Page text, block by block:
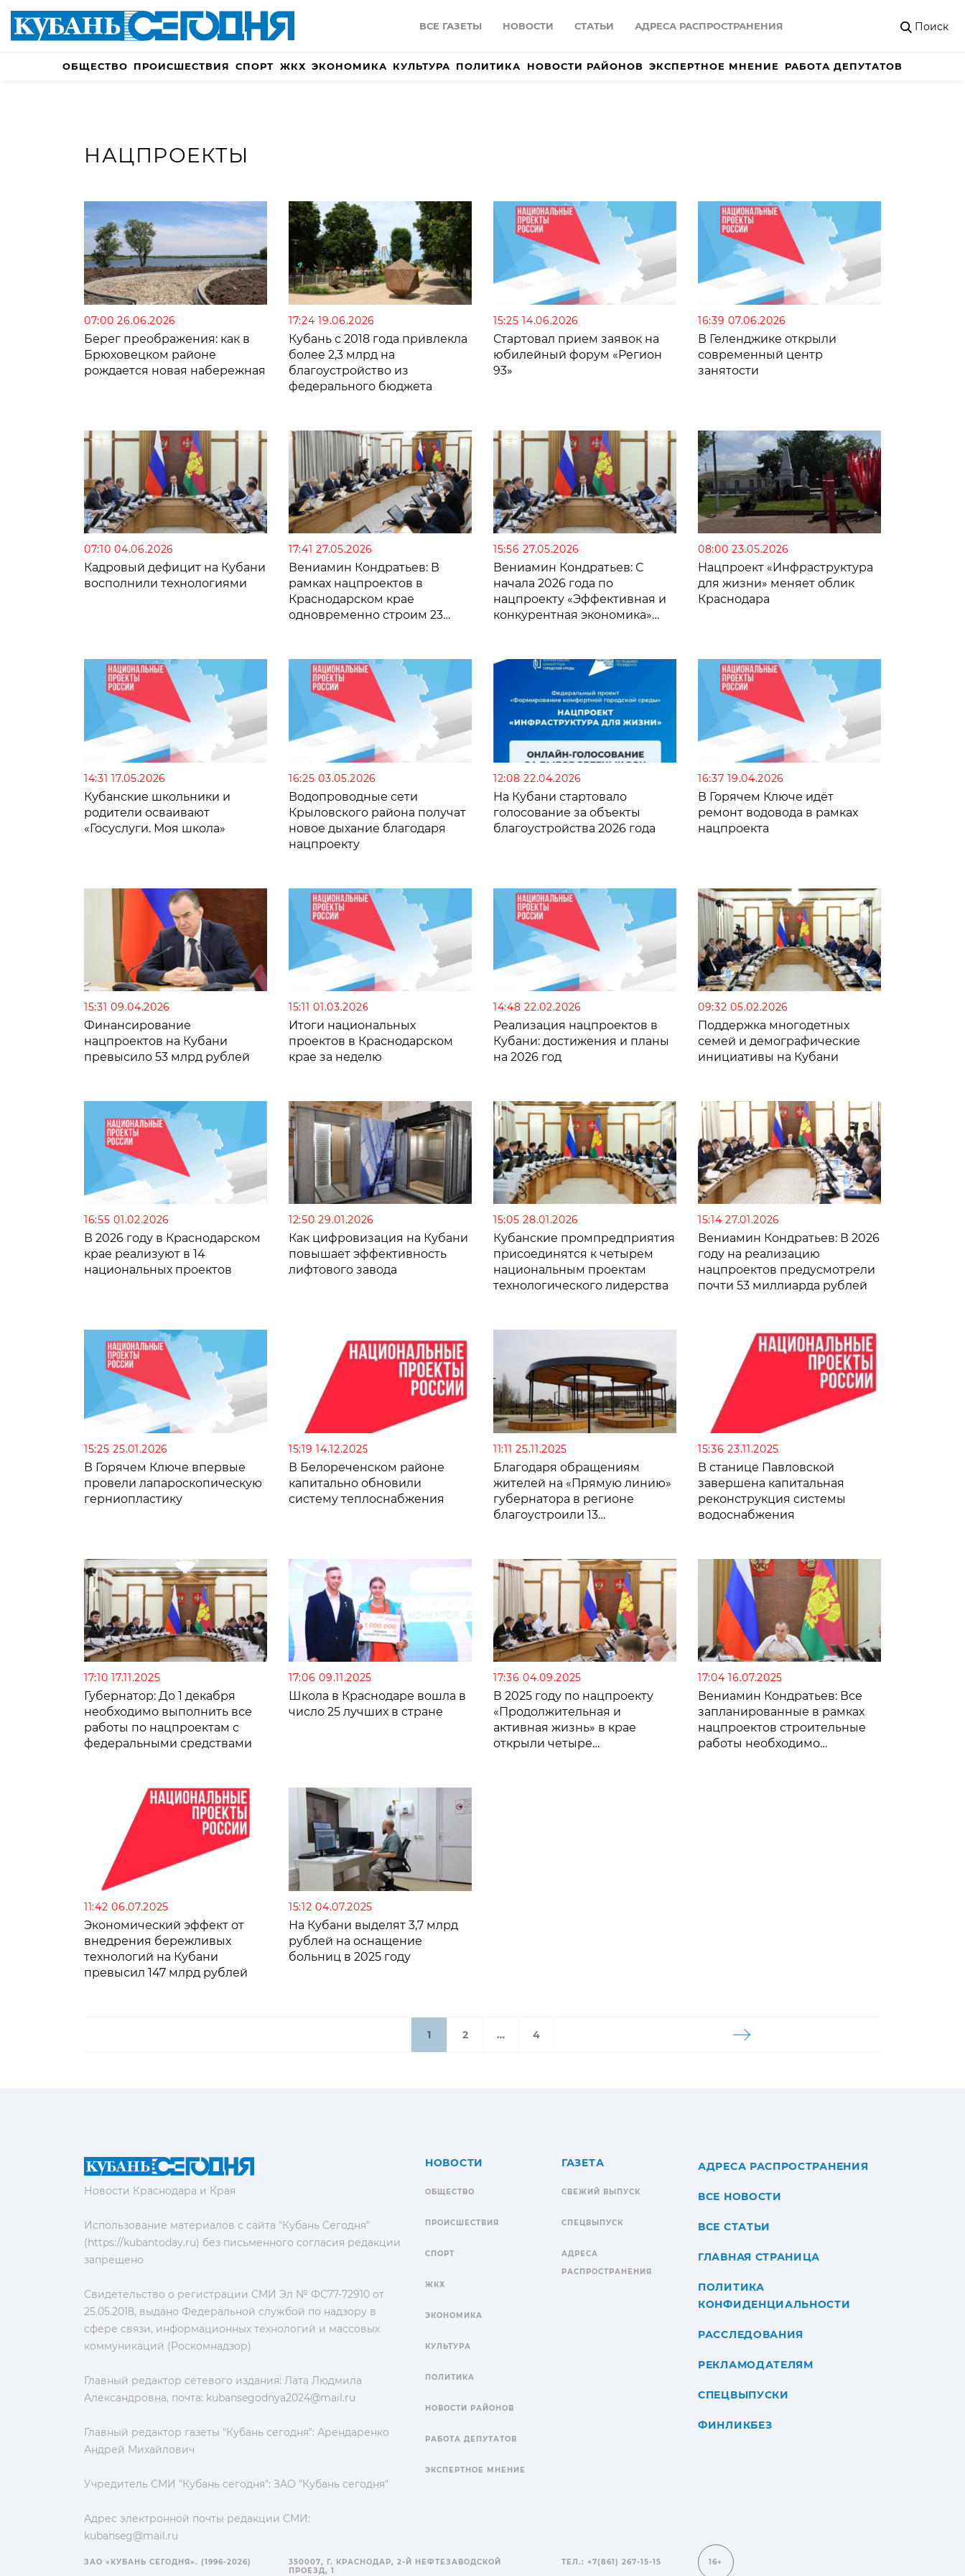
ВСЕ ГАЗЕТЫ НОВОСТИ СТАТЬИ АДРЕСА РАСПРОСТРАНЕНИЯ Поиск
ОБЩЕСТВО ПРОИСШЕСТВИЯ СПОРТ ЖКХ ЭКОНОМИКА КУЛЬТУРА ПОЛИТИКА НОВОСТИ РАЙОНОВ ЭКСПЕРТНОЕ МНЕНИЕ РАБОТА ДЕПУТАТОВ
НАЦПРОЕКТЫ
07:00 26.06.2026
Берег преображения: как в
Брюховецком районе
рождается новая набережная
17:24 19.06.2026
Кубань с 2018 года привлекла
более 2,3 млрд на
благоустройство из
федерального бюджета
15:25 14.06.2026
Стартовал прием заявок на
юбилейный форум «Регион
93»
16:39 07.06.2026
В Геленджике открыли
современный центр
занятости
07:10 04.06.2026
Кадровый дефицит на Кубани
восполнили технологиями
17:41 27.05.2026
Вениамин Кондратьев: В
рамках нацпроектов в
Краснодарском крае
одновременно строим 23
15:56 27.05.2026
Вениамин Кондратьев: С
начала 2026 года по
нацпроекту «Эффективная и
конкурентная экономика»
08:00 23.05.2026
Нацпроект «Инфраструктура
для жизни» меняет облик
Краснодара
14:31 17.05.2026
Кубанские школьники и
родители осваивают
«Госуслуги. Моя школа»
16:25 03.05.2026
Водопроводные сети
Крыловского района получат
новое дыхание благодаря
нацпроекту
12:08 22.04.2026
На Кубани стартовало
голосование за объекты
благоустройства 2026 года
16:37 19.04.2026
В Горячем Ключе идёт
ремонт водовода в рамках
нацпроекта
15:31 09.04.2026
Финансирование
нацпроектов на Кубани
превысило 53 млрд рублей
15:11 01.03.2026
Итоги национальных
проектов в Краснодарском
крае за неделю
14:48 22.02.2026
Реализация нацпроектов в
Кубани: достижения и планы
на 2026 год
09:32 05.02.2026
Поддержка многодетных
семей и демографические
инициативы на Кубани
16:55 01.02.2026
В 2026 году в Краснодарском
крае реализуют в 14
национальных проектов
12:50 29.01.2026
Как цифровизация на Кубани
повышает эффективность
лифтового завода
15:05 28.01.2026
Кубанские промпредприятия
присоединятся к четырем
национальным проектам
технологического лидерства
15:14 27.01.2026
Вениамин Кондратьев: В 2026
году на реализацию
нацпроектов предусмотрели
почти 53 миллиарда рублей
15:25 25.01.2026
В Горячем Ключе впервые
провели лапароскопическую
герниопластику
15:19 14.12.2025
В Белореченском районе
капитально обновили
систему теплоснабжения
11:11 25.11.2025
Благодаря обращениям
жителей на «Прямую линию»
губернатора в регионе
благоустроили 13
15:36 23.11.2025
В станице Павловской
завершена капитальная
реконструкция системы
водоснабжения
17:10 17.11.2025
Губернатор: До 1 декабря
необходимо выполнить все
работы по нацпроектам с
федеральными средствами
17:06 09.11.2025
Школа в Краснодаре вошла в
число 25 лучших в стране
17:36 04.09.2025
В 2025 году по нацпроекту
«Продолжительная и
активная жизнь» в крае
открыли четыре
17:04 16.07.2025
Вениамин Кондратьев: Все
запланированные в рамках
нацпроектов строительные
работы необходимо
11:42 06.07.2025
Экономический эффект от
внедрения бережливых
технологий на Кубани
превысил 147 млрд рублей
15:12 04.07.2025
На Кубани выделят 3,7 млрд
рублей на оснащение
больниц в 2025 году
1 2 … 4
Новости Краснодара и Края
Использование материалов с сайта "Кубань Сегодня"
(https://kubantoday.ru) без письменного согласия редакции
запрещено
Свидетельство о регистрации СМИ Эл № ФС77-72910 от
25.05.2018, выдано Федеральной службой по надзору в
сфере связи, информационных технологий и массовых
коммуникаций (Роскомнадзор)
Главный редактор сетевого издания: Лата Людмила
Александровна, почта: kubansegodnya2024@mail.ru
Главный редактор газеты "Кубань сегодня": Арендаренко
Андрей Михайлович
Учредитель СМИ "Кубань сегодня": ЗАО "Кубань сегодня"
Адрес электронной почты редакции СМИ:
kubanseg@mail.ru
НОВОСТИ
ОБЩЕСТВО
ПРОИСШЕСТВИЯ
СПОРТ
ЖКХ
ЭКОНОМИКА
КУЛЬТУРА
ПОЛИТИКА
НОВОСТИ РАЙОНОВ
РАБОТА ДЕПУТАТОВ
ЭКСПЕРТНОЕ МНЕНИЕ
ГАЗЕТА
СВЕЖИЙ ВЫПУСК
СПЕЦВЫПУСК
АДРЕСА
РАСПРОСТРАНЕНИЯ
АДРЕСА РАСПРОСТРАНЕНИЯ
ВСЕ НОВОСТИ
ВСЕ СТАТЬИ
ГЛАВНАЯ СТРАНИЦА
ПОЛИТИКА
КОНФИДЕНЦИАЛЬНОСТИ
РАССЛЕДОВАНИЯ
РЕКЛАМОДАТЕЛЯМ
СПЕЦВЫПУСКИ
ФИНЛИКБЕЗ
ЗАО «КУБАНЬ СЕГОДНЯ». (1996-2026)
350007, Г. КРАСНОДАР, 2-Й НЕФТЕЗАВОДСКОЙ
ПРОЕЗД, 1
ТЕЛ.: +7(861) 267-15-15 16+